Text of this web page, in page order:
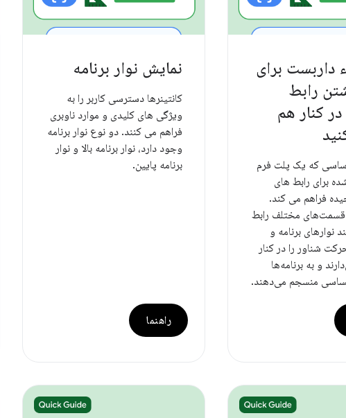
داربست برای
رابط
در کنار هم
که یک پلت فرم
برای رابط های
فراهم می کند.
قسمت‌های مختلف رابط
نوارهای برنامه و
شناور را در کنار
و به برنامه‌ها
منسجم می‌دهند.
نمایش نوار برنامه
کانتینرها دسترسی کاربر را به
ویژگی های کلیدی و موارد ناوبری
فراهم می کنند. دو نوع نوار برنامه
وجود دارد، نوار برنامه بالا و نوار
برنامه پایین.
راهنما